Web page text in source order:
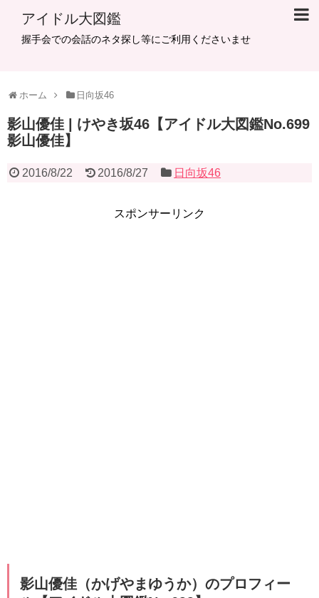
アイドル大図鑑
握手会での会話のネタ探し等にご利用くださいませ
ホーム 日向坂46
影山優佳 | けやき坂46【アイドル大図鑑No.699
影山優佳】
2016/8/22 2016/8/27 日向坂46
スポンサーリンク
影山優佳（かげやまゆうか）のプロフィー